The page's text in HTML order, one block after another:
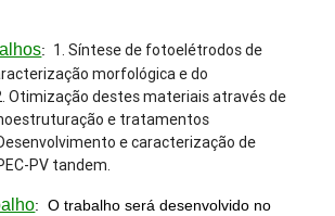
: 1. Síntese de fotoelétrodos de
morfológica e do
Otimização destes materiais através de
e tratamentos
e caracterização de
PV tandem.
: O trabalho será desenvolvido no